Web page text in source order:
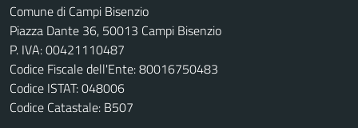
Comune di Campi Bisenzio
Piazza Dante 36, 50013 Campi Bisenzio
P. IVA: 00421110487
Codice Fiscale dell'Ente: 80016750483
Codice ISTAT: 048006
Codice Catastale: B507